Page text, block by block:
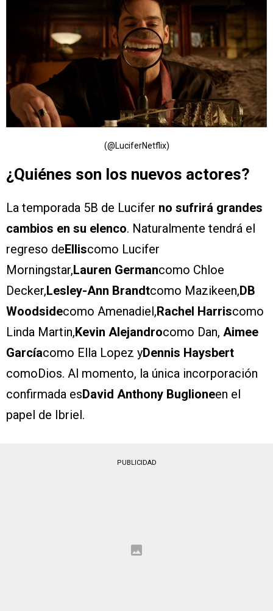
(@LuciferNetflix)
¿Quiénes son los nuevos actores?
La temporada 5B de Lucifer no sufrirá grandes
cambios en su elenco. Naturalmente tendrá el
regreso deElliscomo Lucifer
Morningstar,Lauren Germancomo Chloe
Decker,Lesley-Ann Brandtcomo Mazikeen,DB
Woodsidecomo Amenadiel,Rachel Harriscomo
Linda Martin,Kevin Alejandrocomo Dan, Aimee
Garcíacomo Ella Lopez yDennis Haysbert
comoDios. Al momento, la única incorporación
confirmada esDavid Anthony Buglioneen el
papel de Ibriel.
PUBLICIDAD